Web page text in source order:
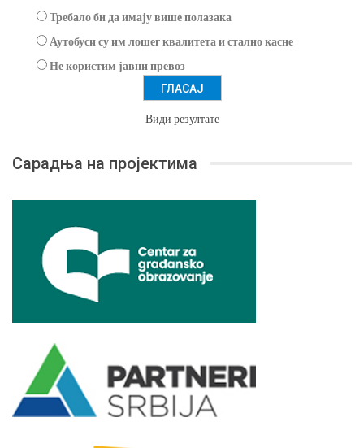
Требало би да имају више полазака
Аутобуси су им лошег квалитета и стално касне
Не користим јавни превоз
Види резултате
Сарадња на пројектима